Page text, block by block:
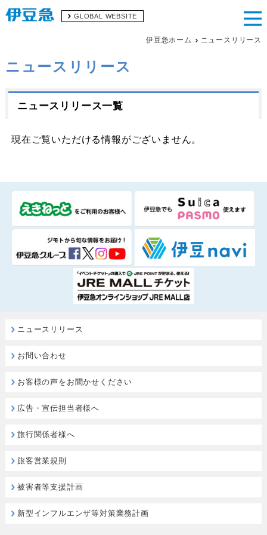
GLOBAL WEBSITE
伊豆急ホーム ニュースリリース
ニュースリリース
ニュースリリース一覧
現在ご覧いただける情報がございません。
ニュースリリース
お問い合わせ
お客様の声をお聞かせください
広告・宣伝担当者様へ
旅行関係者様へ
旅客営業規則
被害者等支援計画
新型インフルエンザ等対策業務計画